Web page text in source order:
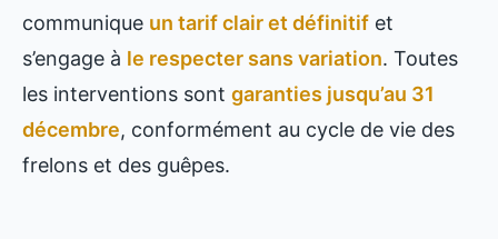
communique un tarif clair et définitif et
s’engage à le respecter sans variation. Toutes
les interventions sont garanties jusqu’au 31
décembre, conformément au cycle de vie des
frelons et des guêpes.